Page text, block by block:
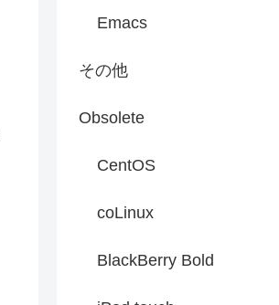
Emacs
その他
Obsolete
CentOS
coLinux
BlackBerry Bold